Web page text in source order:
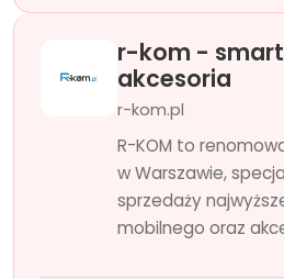
r-kom -
akcesoria
r-kom.pl
R-KOM to
w Warszawie,
sprzedaży
mobilnego oraz